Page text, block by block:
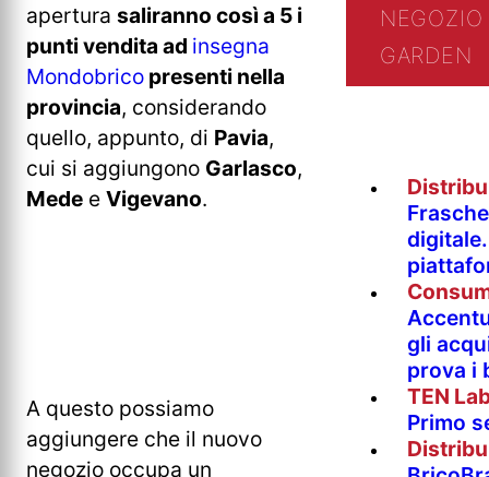
apertura saliranno così a 5 i
punti vendita ad insegna
Mondobrico presenti nella
provincia, considerando
quello, appunto, di Pavia,
cui si aggiungono Garlasco,
Mede e Vigevano.
A questo possiamo
aggiungere che il nuovo
negozio occupa un
GARDEN
gli
prova i
TEN
Primo